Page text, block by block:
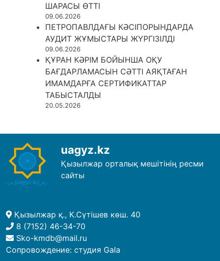
ШАРАСЫ ӨТТІ
09.06.2026
ПЕТРОПАВЛДАҒЫ КӘСІПОРЫНДАРДА
АУДИТ ЖҰМЫСТАРЫ ЖҮРГІЗІЛДІ
09.06.2026
ҚҰРАН КӘРІМ БОЙЫНША ОҚУ
БАҒДАРЛАМАСЫН СӘТТІ АЯҚТАҒАН
ИМАМДАРҒА СЕРТИФИКАТТАР
ТАБЫСТАЛДЫ
20.05.2026
uagyz.kz
Қызылжар орталық мешітінің ресми
сайты
Қызылжар қ., К.Сүтішев көш. 40
8 (7152) 46-34-70
Sko-kmdb@mail.ru
Сопровождение: студия Gala